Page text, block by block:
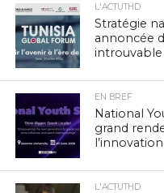
L'ACTUTHD
Stratégie
annoncée
introuvable
EN BREF
National
grand
L'ACTUTHD